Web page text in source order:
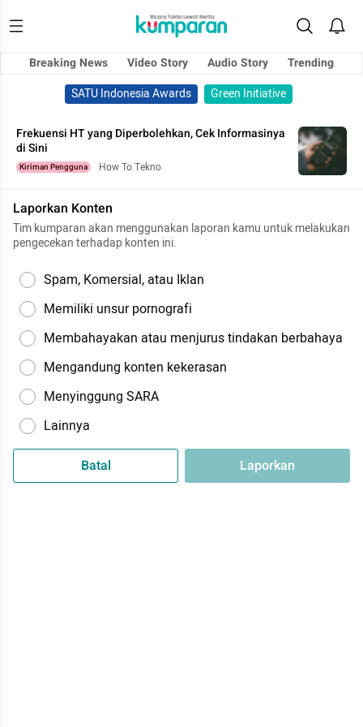
Breaking News Video Story Audio Story
Trending
SATU Indonesia Awards
Green Initiative
Frekuensi HT yang Diperbolehkan, Cek Informasinya
di Sini
Kiriman Pengguna How To Tekno
Laporkan Konten
Tim kumparan akan menggunakan laporan kamu untuk melakukan
pengecekan terhadap konten ini.
Spam, Komersial, atau Iklan
Memiliki unsur pornografi
Membahayakan atau menjurus tindakan berbahaya
Mengandung konten kekerasan
Menyinggung SARA
Lainnya
Batal Laporkan